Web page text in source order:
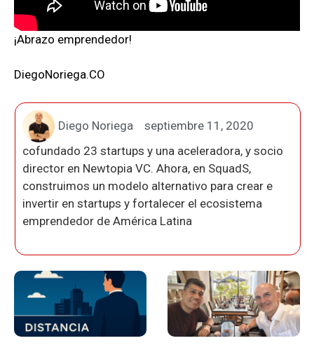
¡Abrazo emprendedor!
DiegoNoriega.CO
Diego Noriega
septiembre 11, 2020
cofundado 23 startups y una aceleradora, y socio
director en Newtopia VC. Ahora, en SquadS,
construimos un modelo alternativo para crear e
invertir en startups y fortalecer el ecosistema
emprendedor de América Latina